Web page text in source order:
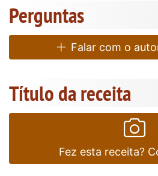
Perguntas
Falar com o
Título da receita
Fez esta receita?